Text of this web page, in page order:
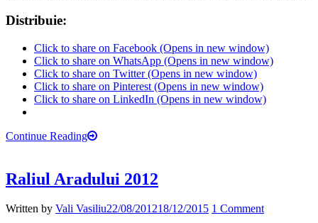
Distribuie:
Click to share on Facebook (Opens in new window)
Click to share on WhatsApp (Opens in new window)
Click to share on Twitter (Opens in new window)
Click to share on Pinterest (Opens in new window)
Click to share on LinkedIn (Opens in new window)
Continue Reading
Raliul Aradului 2012
Written by Vali Vasiliu22/08/201218/12/2015 1 Comment